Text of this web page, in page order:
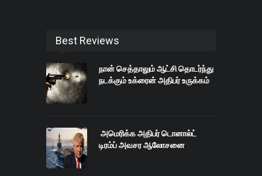
Best Reviews
நான் செத்தாலும் ஆட்சி தொடர்ந்து
நடக்கும் உக்ரைன் அதிபர் உருக்கம்
அமெரிக்க அதிபர் டொனால்ட்
டிரம்ப் அவசர ஆலோசனை